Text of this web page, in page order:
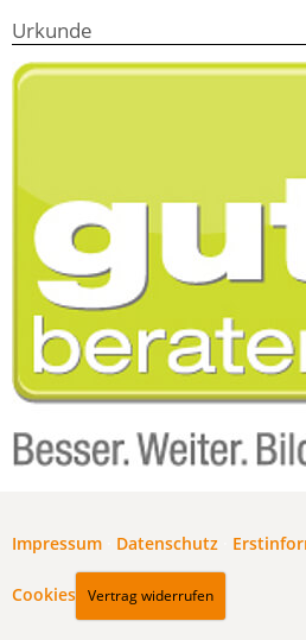
Urkunde
Impressum Datenschutz
Cookies Vertrag widerrufen